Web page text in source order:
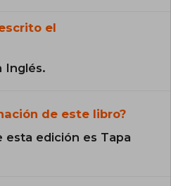
el
Inglés.
de este libro?
esta edición es Tapa